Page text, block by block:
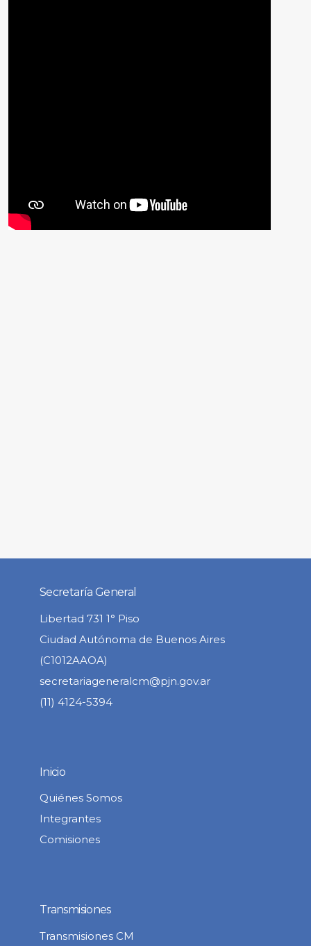
Secretaría General
Libertad 731 1° Piso
Ciudad Autónoma de Buenos Aires
(C1012AAOA)
secretariageneralcm@pjn.gov.ar
(11) 4124-5394
Inicio
Quiénes Somos
Integrantes
Comisiones
Transmisiones
Transmisiones CM